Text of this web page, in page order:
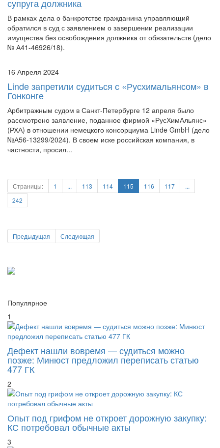
В рамках дела о банкротстве гражданина управляющий
обратился в суд с заявлением о завершении реализации
имущества без освобождения должника от обязательств (дело
№ А41-46926/18).
Linde запретили судиться с «Русхимальянсом» в
Гонконге
Арбитражным судом в Санкт-Петербурге 12 апреля было
рассмотрено заявление, поданное фирмой «РусХимАльянс»
(РХА) в отношении немецкого консорциума Linde GmbH (дело
№А56-13299/2024). В своем иске российская компания, в
частности, просил...
242
1
Дефект нашли вовремя — судиться можно
позже: Минюст предложил переписать статью
477 ГК
2
Опыт под грифом не откроет дорожную закупку:
КС потребовал обычные акты
3